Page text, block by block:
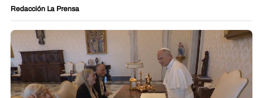
Redacción La Prensa